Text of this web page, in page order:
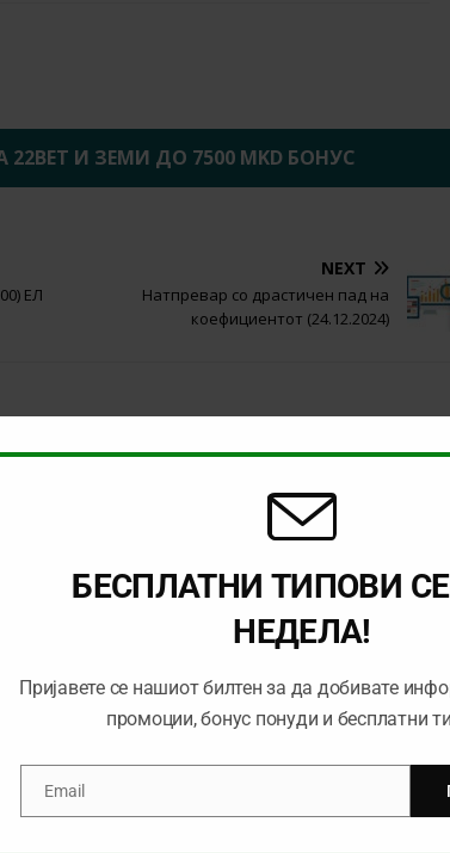
22BET И ЗЕМИ ДО 7500 MKD БОНУС
ЕЛ
NEXT
Натпревар со драстичен пад на
коефициентот (24.12.2024)
БЕСПЛАТНИ ТИПОВИ
НЕДЕЛА!
Пријавете се нашиот билтен за да добивате
промоции, бонус понуди и бесплатни
EmailEmail